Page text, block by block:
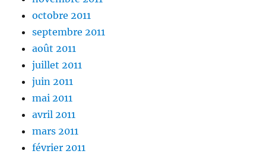
octobre 2011
septembre 2011
août 2011
juillet 2011
juin 2011
mai 2011
avril 2011
mars 2011
février 2011